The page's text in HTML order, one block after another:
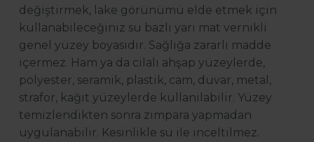
değiştirmek, lake görünümü elde etmek için
kullanabileceğiniz su bazlı yarı mat vernikli
genel yüzey boyasıdır. Sağlığa zararlı madde
içermez. Ham ya da cilalı ahşap yüzeylerde,
polyester, seramik, plastik, cam, duvar, metal,
strafor, kağıt yüzeylerde kullanılabilir. Yüzey
temizlendikten sonra zımpara yapmadan
uygulanabilir. Kesinlikle su ile inceltilmez.